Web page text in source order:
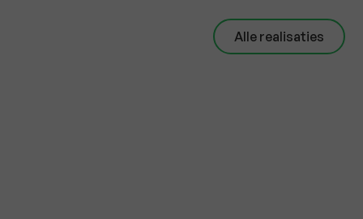
Alle realisaties